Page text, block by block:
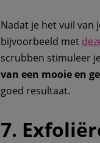
Nadat je het vuil van
bijvoorbeeld met
scrubben stimuleer
van een mooie en
goed resultaat.
7.